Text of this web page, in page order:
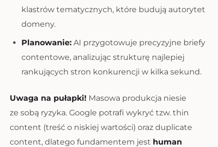
klastrów tematycznych, które budują autorytet
domeny.
Planowanie: AI przygotowuje precyzyjne briefy
contentowe, analizując strukturę najlepiej
rankujących stron konkurencji w kilka sekund.
Uwaga na pułapki! Masowa produkcja niesie
ze sobą ryzyka. Google potrafi wykryć tzw. thin
content (treść o niskiej wartości) oraz duplicate
content, dlatego fundamentem jest human